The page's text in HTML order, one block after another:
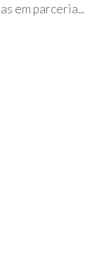
em parceria...